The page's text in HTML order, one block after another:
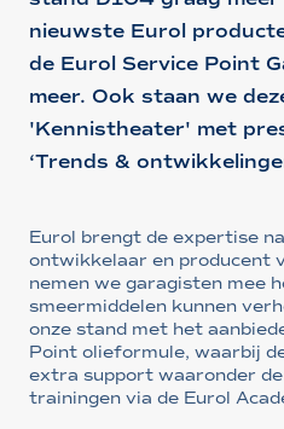
nieuwste Eurol
de Eurol Service Point
meer. Ook staan we
'Kennistheater' met
‘Trends &
Eurol brengt de expertise
ontwikkelaar en producent
nemen we garagisten mee
smeermiddelen kunnen
onze stand met het
Point olieformule, waarbij
extra support waaronder
trainingen via de Eurol